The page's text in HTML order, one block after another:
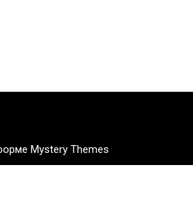
Mystery Themes